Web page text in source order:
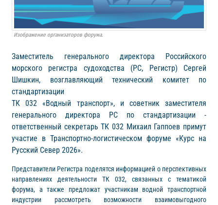
Изображение организаторов форума.
Заместитель генерального директора Российского
морского регистра судоходства (РС, Регистр) Сергей
Шишкин, возглавляющий технический комитет по
стандартизации
ТК 032 «Водный транспорт», и советник заместителя
генерального директора РС по стандартизации -
ответственный секретарь ТК 032 Михаил Гаппоев примут
участие в Транспортно-логистическом форуме «Курс на
Русский Север 2026».
Представители Регистра поделятся информацией о перспективных
направлениях деятельности ТК 032, связанных с тематикой
форума, а также предложат участникам водной транспортной
индустрии рассмотреть возможности взаимовыгодного